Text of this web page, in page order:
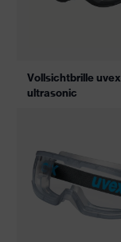
Vollsichtbrille uvex
ultrasonic